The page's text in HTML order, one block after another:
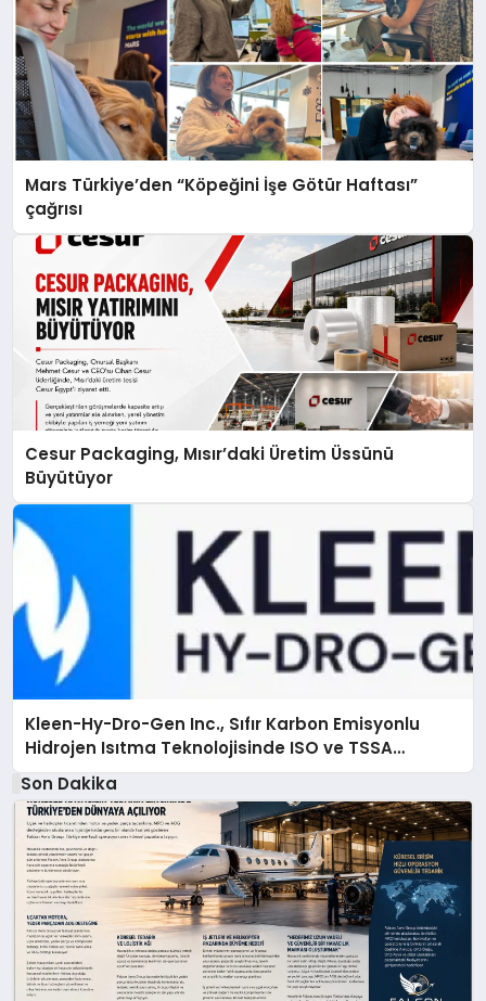
Mars Türkiye’den “Köpeğini İşe Götür Haftası”
çağrısı
Cesur Packaging, Mısır’daki Üretim Üssünü
Büyütüyor
Kleen-Hy-Dro-Gen Inc., Sıfır Karbon Emisyonlu
Hidrojen Isıtma Teknolojisinde ISO ve TSSA
Düzenleyici Onaylarını Aldı
Son Dakika